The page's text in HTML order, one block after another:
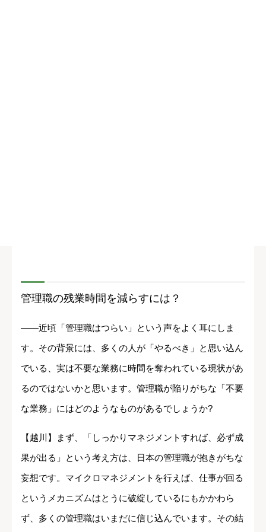
管理職の残業時間を減らすには？
――近頃「管理職はつらい」という声をよく耳にしま
す。その背景には、多くの人が「やるべき」と思い込ん
でいる、実は不要な業務に時間を奪われている現状があ
るのではないかと思います。管理職が陥りがちな「不要
な業務」にはどのようなものがあるでしょうか?
【越川】まず、「しっかりマネジメントすれば、必ず成
果が出る」という考え方は、日本の管理職が抱きがちな
妄想です。マイクロマネジメントを行えば、仕事が回る
というメカニズムはとうに破綻しているにもかかわら
ず、多くの管理職はいまだに信じ込んでいます。その結